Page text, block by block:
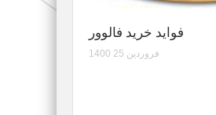
فواید خرید فالوور
1400 فروردین 25